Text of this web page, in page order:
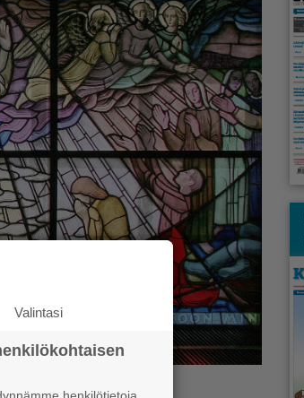
Valintasi
henkilötietoja